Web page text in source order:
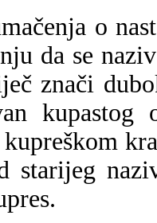
o
da se
znači
kupreškom
starijeg